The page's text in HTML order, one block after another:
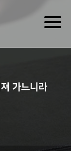
가느니라